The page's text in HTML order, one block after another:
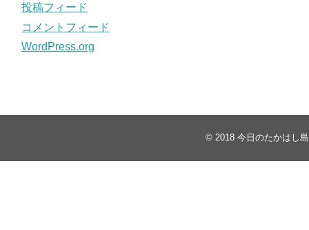
投稿フィード
コメントフィード
WordPress.org
© 2018 今日のたかはし島